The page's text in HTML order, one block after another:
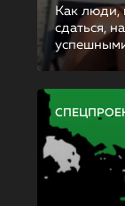
Как люди,
сдаться,